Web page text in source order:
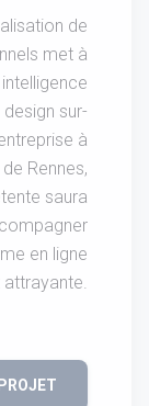
de
met à
sur-
à
Rennes,
saura
en ligne